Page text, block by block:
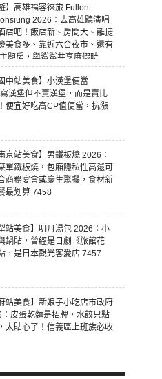
】高雄福容徠旅 Fullon-
2026：去高雄聽演唱
店吧！飯店新、房間大、離捷
美食多、靠近六合夜市、還有
題房，與鯊鯊共享度假時
中站美食】小漢堡便當
漢堡但不賣漢堡，而是賣比
便宜好吃高CP值便當，抗漲
京站美食】男鐵板燒 2026：
單鐵板燒，包廂隱私性高還可
商務宴會或慶生聚餐，食材新
最划算 7458
站美食】明月湯包 2026：小
鍋貼，曾經是日劇《旅館花
，是日本觀光客愛店 7457
站美食】新娘子小吃店市政府
皮蛋乾麵是招牌，水餃只點
太貼心了！信義區上班族必收